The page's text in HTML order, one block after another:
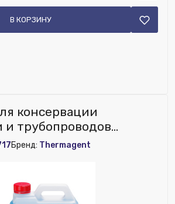
В КОРЗИНУ
консервации
и трубопроводов
Thermagent
Бренд: Thermagent